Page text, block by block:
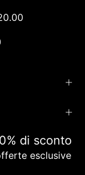
di sconto
esclusive